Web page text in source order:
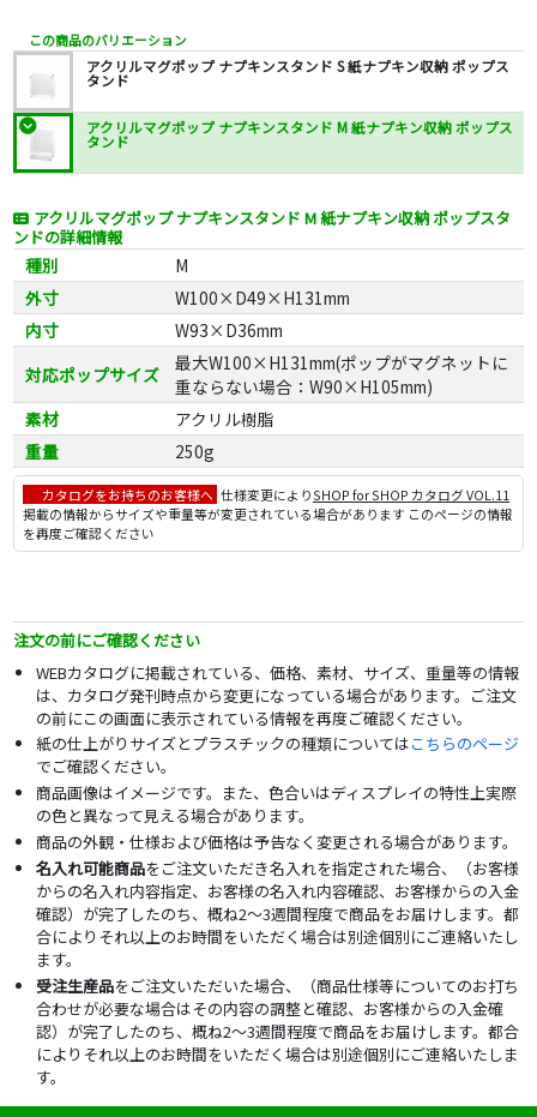
この商品のバリエーション
アクリルマグポップ ナプキンスタンド S 紙ナプキン収納 ポップス
タンド
アクリルマグポップ ナプキンスタンド M 紙ナプキン収納 ポップス
タンド
アクリルマグポップ ナプキンスタンド M 紙ナプキン収納 ポップスタ
ンドの詳細情報
種別
M
外寸
W100×D49×H131mm
内寸
W93×D36mm
対応ポップサイズ
最大W100×H131mm(ポップがマグネットに
重ならない場合：W90×H105mm)
素材
アクリル樹脂
重量
250g
カタログをお持ちのお客様へ 仕様変更によりSHOP for SHOP カタログ VOL.11
掲載の情報からサイズや重量等が変更されている場合があります このページの情報
を再度ご確認ください
注文の前にご確認ください
WEBカタログに掲載されている、価格、素材、サイズ、重量等の情報
は、カタログ発刊時点から変更になっている場合があります。ご注文
の前にこの画面に表示されている情報を再度ご確認ください。
紙の仕上がりサイズとプラスチックの種類についてはこちらのページ
でご確認ください。
商品画像はイメージです。また、色合いはディスプレイの特性上実際
の色と異なって見える場合があります。
商品の外観・仕様および価格は予告なく変更される場合があります。
名入れ可能商品をご注文いただき名入れを指定された場合、（お客様
からの名入れ内容指定、お客様の名入れ内容確認、お客様からの入金
確認）が完了したのち、概ね2～3週間程度で商品をお届けします。都
合によりそれ以上のお時間をいただく場合は別途個別にご連絡いたし
ます。
受注生産品をご注文いただいた場合、（商品仕様等についてのお打ち
合わせが必要な場合はその内容の調整と確認、お客様からの入金確
認）が完了したのち、概ね2～3週間程度で商品をお届けします。都合
によりそれ以上のお時間をいただく場合は別途個別にご連絡いたしま
す。